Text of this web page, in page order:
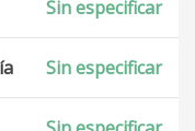
Sin especificar
Sin especificar